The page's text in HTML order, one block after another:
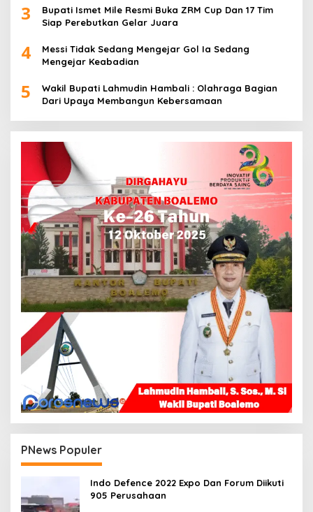
3
Bupati Ismet Mile Resmi Buka ZRM Cup Dan 17 Tim
Siap Perebutkan Gelar Juara
4
Messi Tidak Sedang Mengejar Gol Ia Sedang
Mengejar Keabadian
5
Wakil Bupati Lahmudin Hambali : Olahraga Bagian
Dari Upaya Membangun Kebersamaan
PNews Populer
Indo Defence 2022 Expo Dan Forum Diikuti
905 Perusahaan